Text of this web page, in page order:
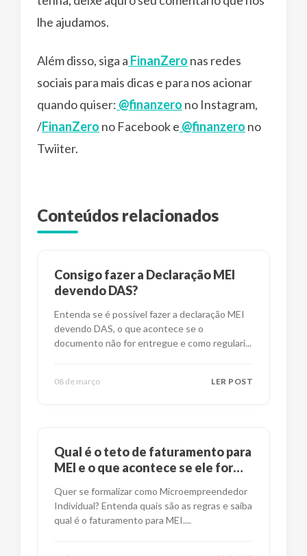
lhe ajudamos.
Além disso, siga a FinanZero nas redes
sociais para mais dicas e para nos acionar
quando quiser: @finanzero no Instagram,
/FinanZero no Facebook e @finanzero no
Twiiter.
Conteúdos relacionados
Consigo fazer a Declaração MEI
devendo DAS?
Entenda se é possível fazer a declaração MEI
devendo DAS, o que acontece se o
documento não for entregue e como regulari...
08 de março LER POST
Qual é o teto de faturamento para
MEI e o que acontece se ele for
Quer se formalizar como Microempreendedor
Individual? Entenda quais são as regras e saiba
qual é o faturamento para MEI....